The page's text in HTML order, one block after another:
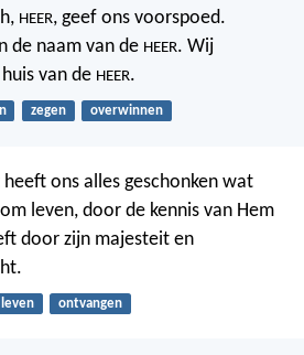
HEER, geef ons voorspoed.
de naam van de HEER. Wij
van de HEER.
zegen overwinnen
ons alles geschonken wat
leven, door de kennis van Hem
door zijn majesteit en
leven ontvangen